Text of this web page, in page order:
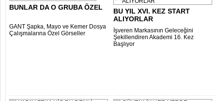
BUNLAR DA O GRUBA ÖZEL
GANT Şapka, Mayo ve Kemer Dosya
Çalışmalarına Özel Görseller
BU YIL XVI. KEZ START
ALIYORLAR
İşveren Markasının Geleceğini
Şekillendiren Akademi 16. Kez
Başlıyor